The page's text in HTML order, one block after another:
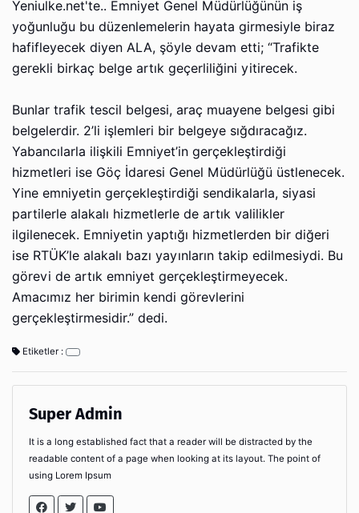
Yeniulke.net'te.. Emniyet Genel Müdürlüğünün iş
yoğunluğu bu düzenlemelerin hayata girmesiyle biraz
hafifleyecek diyen ALA, şöyle devam etti; “Trafikte
gerekli birkaç belge artık geçerliliğini yitirecek.
Bunlar trafik tescil belgesi, araç muayene belgesi gibi
belgelerdir. 2’li işlemleri bir belgeye sığdıracağız.
Yabancılarla ilişkili Emniyet’in gerçekleştirdiği
hizmetleri ise Göç İdaresi Genel Müdürlüğü üstlenecek.
Yine emniyetin gerçekleştirdiği sendikalarla, siyasi
partilerle alakalı hizmetlerle de artık valilikler
ilgilenecek. Emniyetin yaptığı hizmetlerden bir diğeri
ise RTÜK’le alakalı bazı yayınların takip edilmesiydi. Bu
görevi de artık emniyet gerçekleştirmeyecek.
Amacımız her birimin kendi görevlerini
gerçekleştirmesidir.” dedi.
Etiketler :
Super Admin
It is a long established fact that a reader will be distracted by the
readable content of a page when looking at its layout. The point of
using Lorem Ipsum